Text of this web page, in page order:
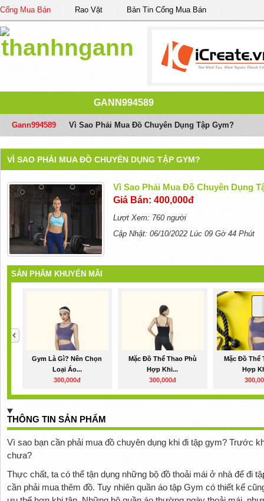
Cổng Mua Bán Rao Vặt Bản Tin Cổng Mua Bán
GANN994589
Gann994589 Vì Sao Phải Mua Đồ Chuyên Dụng Tập Gym?
VÌ SAO PHẢI MUA ĐỒ CHUYÊN DỤNG TẬP GYM?
Vì Sao Phải Mua Đồ Chuyên Dụng
Giá Bán: 400,000đ
Lượt Xem: 760 người
Cập Nhật: 06/10/2022 Lúc 09 Gờ 44 Phút
SẢN PHẨM KHUYẾN MÃI
Gym Là Gì? Nên Chọn
Loại Áo...
300,000đ
Mặc Đồ Thể Thao Phù
Hợp Khi...
300,000đ
Mặc Đồ Thể
Hợp
THÔNG TIN SẢN PHẨM
Vì sao bạn cần phải mua đồ chuyên dụng khi đi tập gym? Trước
chưa?
Thực chất, ta có thể tận dụng những bộ đồ thoải mái ở nhà để đi
cần phải mua thêm đồ. Tuy nhiên quần áo tập Gym có thiết kế